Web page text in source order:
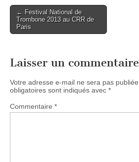
Post
navigation
← Festival National de
Trombone 2013 au CRR de
Paris
Laisser un commentaire
Votre adresse e-mail ne sera pas publiée.
obligatoires sont indiqués avec *
Commentaire *